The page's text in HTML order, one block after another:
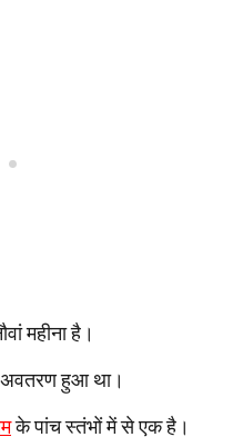
महीना है।
अवतरण हुआ था।
के पांच स्तंभों में से एक है।